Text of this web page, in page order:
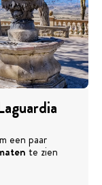
een paar
te zien